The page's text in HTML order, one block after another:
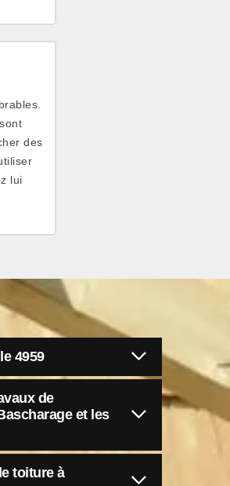
des
lui
4959
de
et les
toiture à